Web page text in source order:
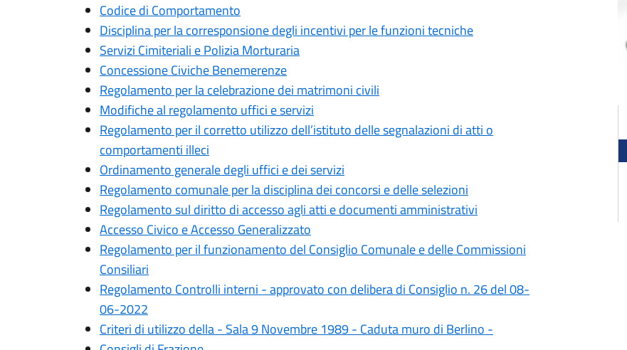
Codice di Comportamento
Disciplina per la corresponsione degli incentivi per le funzioni tecniche
Servizi Cimiteriali e Polizia Morturaria
Concessione Civiche Benemerenze
Regolamento per la celebrazione dei matrimoni civili
Modifiche al regolamento uffici e servizi
Regolamento per il corretto utilizzo dell’istituto delle segnalazioni di atti o
comportamenti illeci
Ordinamento generale degli uffici e dei servizi
Regolamento comunale per la disciplina dei concorsi e delle selezioni
Regolamento sul diritto di accesso agli atti e documenti amministrativi
Accesso Civico e Accesso Generalizzato
Regolamento per il funzionamento del Consiglio Comunale e delle Commissioni
Consiliari
Regolamento Controlli interni - approvato con delibera di Consiglio n. 26 del 08-
06-2022
Criteri di utilizzo della - Sala 9 Novembre 1989 - Caduta muro di Berlino -